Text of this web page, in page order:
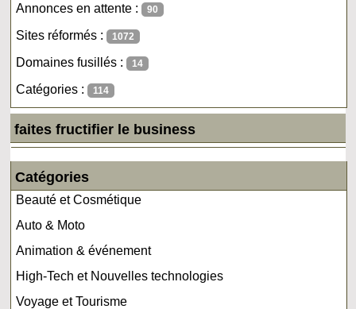
Annonces en attente : 90
Sites réformés : 1072
Domaines fusillés : 14
Catégories : 114
faites fructifier le business
Catégories
Beauté et Cosmétique
Auto & Moto
Animation & événement
High-Tech et Nouvelles technologies
Voyage et Tourisme